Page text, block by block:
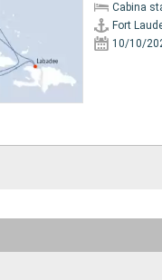
Cabina
Fort
10/10/